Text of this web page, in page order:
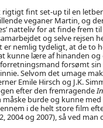
fint set-up til en
veganer Martin, og
natteliv for at finde frem
og selve rejsen
er nemlig tydeligt, at de to
kunne lære af hinanden
forsømt
Selvom det umage
Emile Hirsch og J.K.
efter den fremragende
burde og kunne
i de helt store film
2004 og 2007), så ved